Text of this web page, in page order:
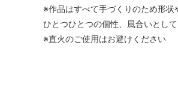
※作品はすべて手づくりのため形
ひとつひとつの個性、風合いとして
※直火のご使用はお避けください